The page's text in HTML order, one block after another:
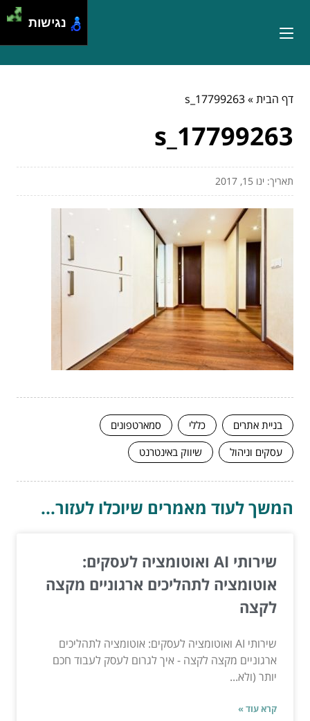
דף הבית»
17799263_s
17799263_s
תאריך: ינו 15, 2017
בניית אתרים כללי
סמארטפונים
עסקים וניהול
שיווק באינטרנט
המשך לעוד מאמרים שיוכלו לעזור...
שירותי AI ואוטומציה לעסקים:
אוטומציה לתהליכים ארגוניים מקצה
לקצה
שירותי AI ואוטומציה לעסקים: אוטומציה לתהליכים
ארגוניים מקצה לקצה - איך לגרום לעסק לעבוד חכם
יותר (ולא...
קרא עוד »
נגישות